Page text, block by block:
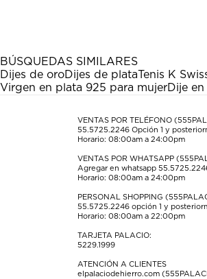
estrella
Esta
acción
abrirá
formulario
estrellas.
Esta
acción
abrirá
formulario
de
estrellas.
Esta
acción
abrirá
formulario
de
estrellas.
Esta
acción
abrirá
formulario
de
Esta
acción
abrirá
formulario
de
envío.
BÚSQUEDAS SIMILARES
Dijes de oroDijes de plataTenis K
Virgen en plata 925 para mujerDije
VENTAS POR TELÉFONO
55.5725.2246 Opción 1 y
Horario: 08:00am a 24:00pm
VENTAS POR WHATSAPP
Agregar en whatsapp
Horario: 08:00am a 24:00pm
PERSONAL SHOPPING
55.5725.2246 opción 1 y
Horario: 08:00am a 22:00pm
TARJETA PALACIO:
5229.1999
ATENCIÓN A CLIENTES
elpalaciodehierro.com